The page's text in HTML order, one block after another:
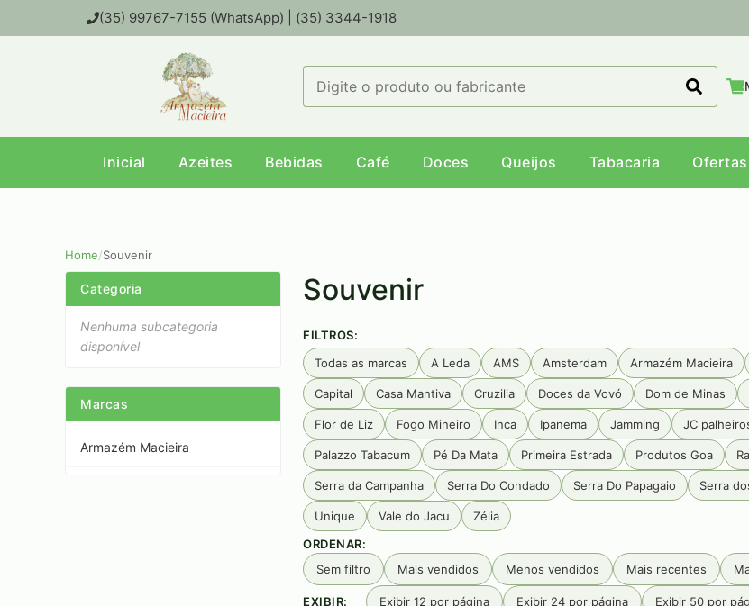
(35) 99767-7155 (WhatsApp) | (35) 3344-1918
Inicial Azeites Bebidas Café Doces Queijos Tabacaria Ofertas
Home/Souvenir
Categoria
Nenhuma subcategoria
disponível
Marcas
Armazém Macieira
Souvenir
FILTROS:
Todas as marcas
A Leda AMS Amsterdam Armazém Macieira
Capital Casa Mantiva Cruzilia Doces da Vovó Dom de Minas
Flor de Liz Fogo Mineiro Inca Ipanema Jamming JC
Palazzo Tabacum Pé Da Mata Primeira Estrada Produtos Goa
Serra da Campanha Serra Do Condado Serra Do Papagaio Serra
Unique Vale do Jacu
Zélia
ORDENAR:
Sem filtro
Mais vendidos Menos vendidos Mais recentes
EXIBIR: Exibir 12 por página Exibir 24 por página Exibir 50 por